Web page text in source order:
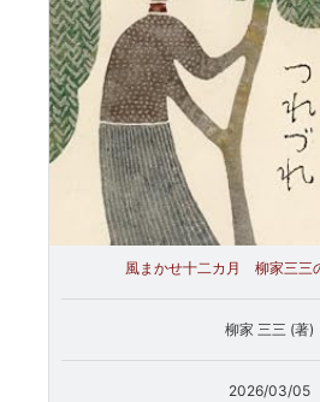
風まかせ十二カ月 柳家三三
柳家 三三 (著)
2026/03/05